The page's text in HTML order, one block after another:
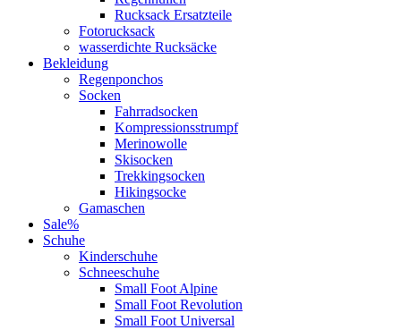
Rucksack Ersatzteile
Fotorucksack
wasserdichte Rucksäcke
Bekleidung
Regenponchos
Socken
Fahrradsocken
Kompressionsstrumpf
Merinowolle
Skisocken
Trekkingsocken
Hikingsocke
Gamaschen
Sale%
Schuhe
Kinderschuhe
Schneeschuhe
Small Foot Alpine
Small Foot Revolution
Small Foot Universal